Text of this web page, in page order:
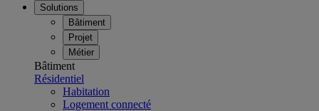
Solutions
Bâtiment
Projet
Métier
Bâtiment
Résidentiel
Habitation
Logement connecté